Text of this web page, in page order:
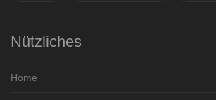
Nützliches
Home